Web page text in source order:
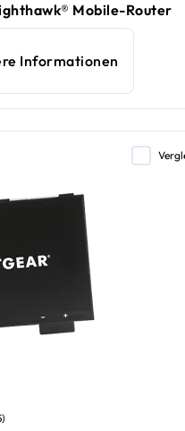
Mobile-Router
Informationen